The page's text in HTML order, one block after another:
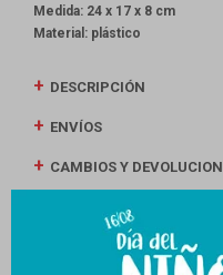
Medida: 24 x 17 x 8 cm
Material: plástico
DESCRIPCIÓN
ENVÍOS
CAMBIOS Y
MEDIOS DE PAGO